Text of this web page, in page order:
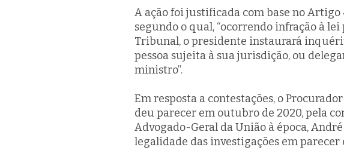
A ação foi justificada com base no
segundo o qual, “ocorrendo infração à
Tribunal, o presidente instaurará
pessoa sujeita à sua jurisdição, ou
ministro”.
Em resposta a contestações, o
deu parecer em outubro de 2020, pela
Advogado-Geral da União à época,
legalidade das investigações em